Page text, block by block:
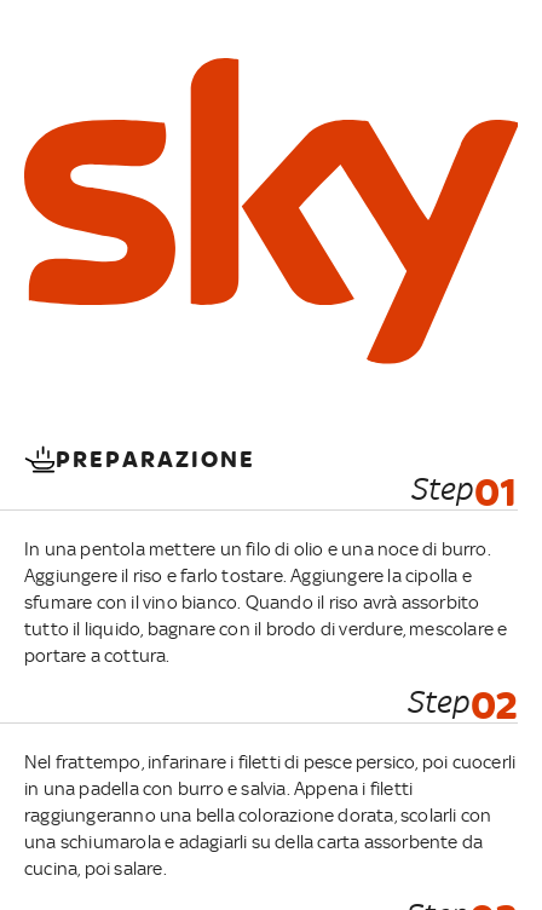
PREPARAZIONE
Step01
In una pentola mettere un filo di olio e una noce di burro.
Aggiungere il riso e farlo tostare. Aggiungere la cipolla e
sfumare con il vino bianco. Quando il riso avrà assorbito
tutto il liquido, bagnare con il brodo di verdure, mescolare e
portare a cottura.
Step02
Nel frattempo, infarinare i filetti di pesce persico, poi cuocerli
in una padella con burro e salvia. Appena i filetti
raggiungeranno una bella colorazione dorata, scolarli con
una schiumarola e adagiarli su della carta assorbente da
cucina, poi salare.